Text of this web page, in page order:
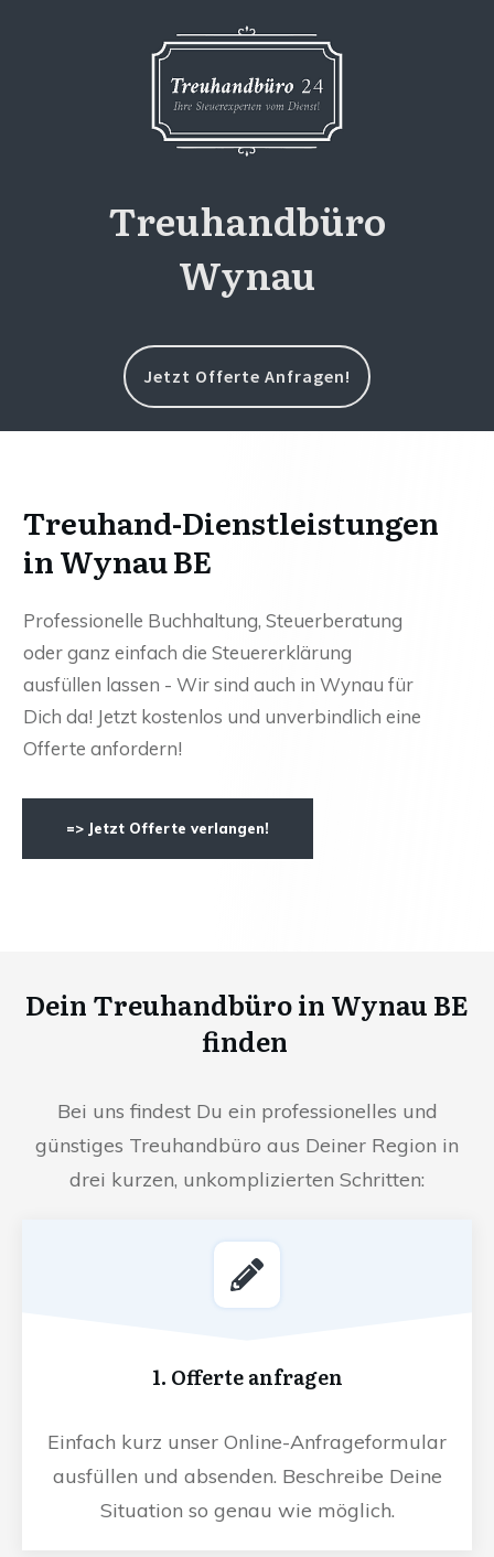
Treuhandbüro
Wynau
Jetzt Offerte Anfragen!
Treuhand-Dienstleistungen
in Wynau BE
Professionelle Buchhaltung, Steuerberatung
oder ganz einfach die Steuererklärung
ausfüllen lassen - Wir sind auch in Wynau für
Dich da! Jetzt kostenlos und unverbindlich eine
Offerte anfordern!
=> Jetzt Offerte verlangen!
Dein Treuhandbüro in Wynau BE
finden
Bei uns findest Du ein professionelles und
günstiges Treuhandbüro aus Deiner Region in
drei kurzen, unkomplizierten Schritten:
1. Offerte anfragen
Einfach kurz unser Online-Anfrageformular
ausfüllen und absenden. Beschreibe Deine
Situation so genau wie möglich.